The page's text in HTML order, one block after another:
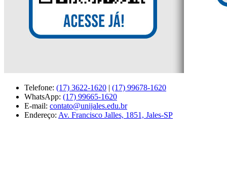
Telefone: (17) 3622-1620 | (17) 99678-1620
WhatsApp: (17) 99665-1620
E-mail: contato@unijales.edu.br
Endereço: Av. Francisco Jalles, 1851, Jales-SP